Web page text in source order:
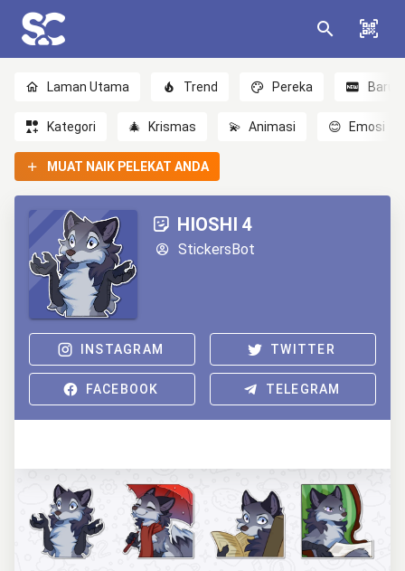
Laman Utama Trend Pereka Baru
Kategori 🎄 Krismas 💫 Animasi 😊 Emosi
MUAT NAIK PELEKAT ANDA
HIOSHI 4
StickersBot
INSTAGRAM TWITTER
FACEBOOK TELEGRAM